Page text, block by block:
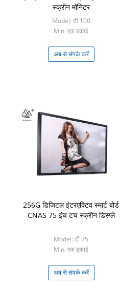
स्क्रीन मॉनिटर
Model: टी 100
Min: एक इकाई
अब से संपर्क करें
256G डिजिटल इंटरएक्टिव स्मार्ट बोर्ड
CNAS 75 इंच टच स्क्रीन डिस्प्ले
Model: टी 75
Min: एक इकाई
अब से संपर्क करें